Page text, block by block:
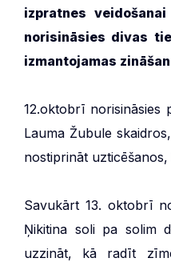
izpratnes
norisināsies divas
izmantojamas
12.oktobrī norisināsies
Lauma Žubule
nostiprināt
Savukārt 13. oktobrī
Ņikitina soli pa solim
uzzināt, kā radīt